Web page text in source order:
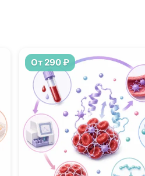
и растворение
оценивает риск
От 290 ₽